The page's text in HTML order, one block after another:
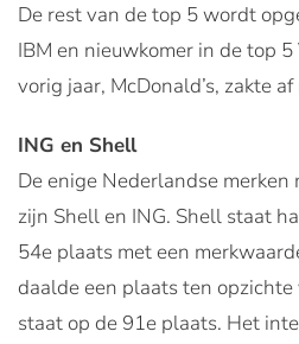
De rest van de top 5 wordt
IBM en nieuwkomer in de top
vorig jaar, McDonald’s, zakte
ING en Shell
De enige Nederlandse
zijn Shell en ING. Shell staat
54e plaats met een
daalde een plaats ten opzichte
staat op de 91e plaats. Het